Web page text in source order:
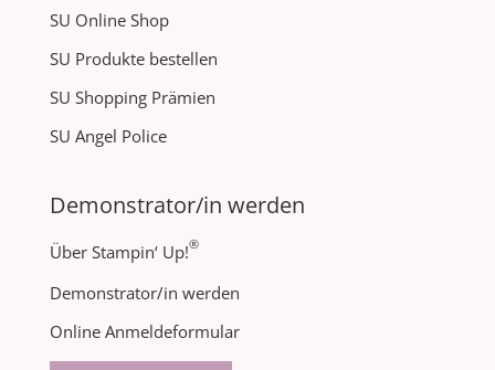
SU Online Shop
SU Produkte bestellen
SU Shopping Prämien
SU Angel Police
Demonstrator/in werden
Über Stampin‘ Up!®
Demonstrator/in werden
Online Anmeldeformular